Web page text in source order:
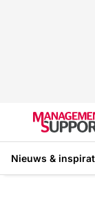
Nieuws &